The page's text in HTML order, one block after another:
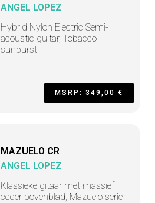
ANGEL LOPEZ
Hybrid Nylon Electric Semi-
acoustic guitar, Tobacco
sunburst
MSRP: 349,00 €
MAZUELO CR
ANGEL LOPEZ
Klassieke gitaar met massief
ceder bovenblad, Mazuelo serie